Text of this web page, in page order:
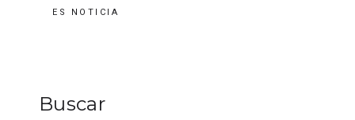
ES NOTICIA
Buscar